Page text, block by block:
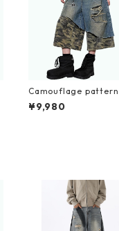
Camouflage
ped wide denim
00
¥9,980